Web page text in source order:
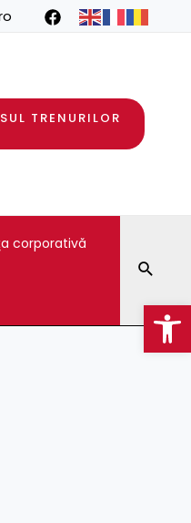
TRENURILOR
corporativă